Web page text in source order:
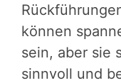
können
sein, aber sie
sinnvoll und